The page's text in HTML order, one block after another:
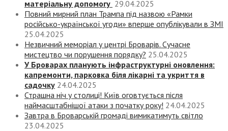
матеріальну допомогу 29.04.2025
Повний мирний план Трампа під назвою «‎Рамки
російсько-української угоди» вперше опублікували в ЗМІ
25.04.2025
Незвичний меморіал у центрі Броварів. Сучасне
мистецтво чи порушення порядку? 25.04.2025
У Броварах планують інфраструктурні оновлення:
капремонти, парковка біля лікарні та укриття в
садочку 24.04.2025
Страшна ніч у столиці! Київ оговтується після
наймасштабнішої атаки з початку року! 24.04.2025
Завтра в Броварській громаді вимикатимуть світло
23.04.2025